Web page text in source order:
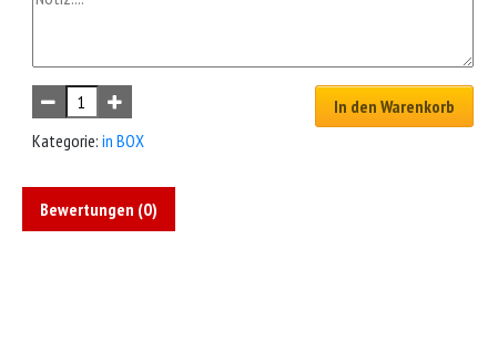
In den Warenkorb
Kategorie: in BOX
Bewertungen (0)